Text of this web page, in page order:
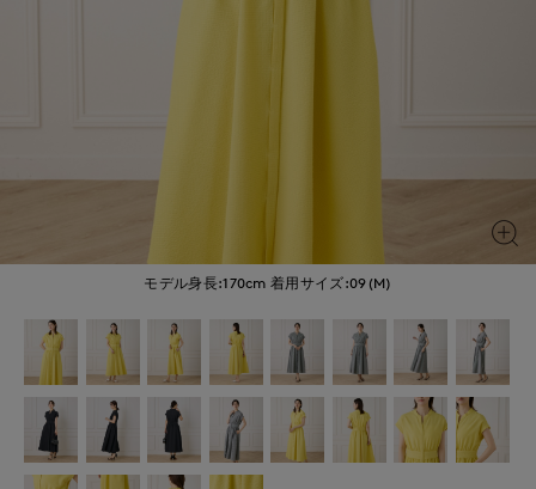
モデル身長:170cm 着用サイズ:09(M)